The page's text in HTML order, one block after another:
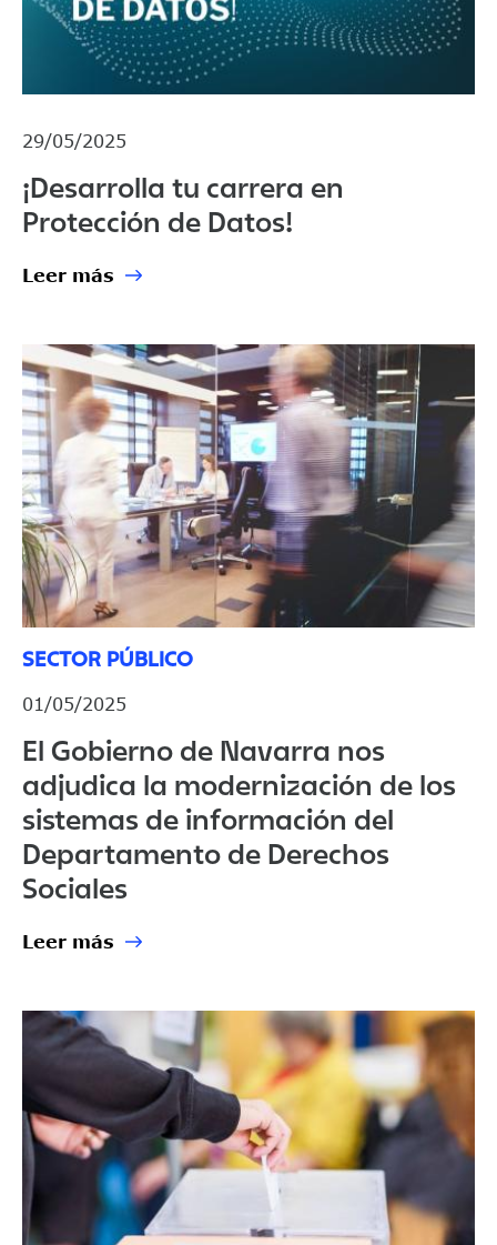
29/05/2025
¡Desarrolla tu carrera en
Protección de Datos!
Leer más
SECTOR PÚBLICO
01/05/2025
El Gobierno de Navarra nos
adjudica la modernización de los
sistemas de información del
Departamento de Derechos
Sociales
Leer más